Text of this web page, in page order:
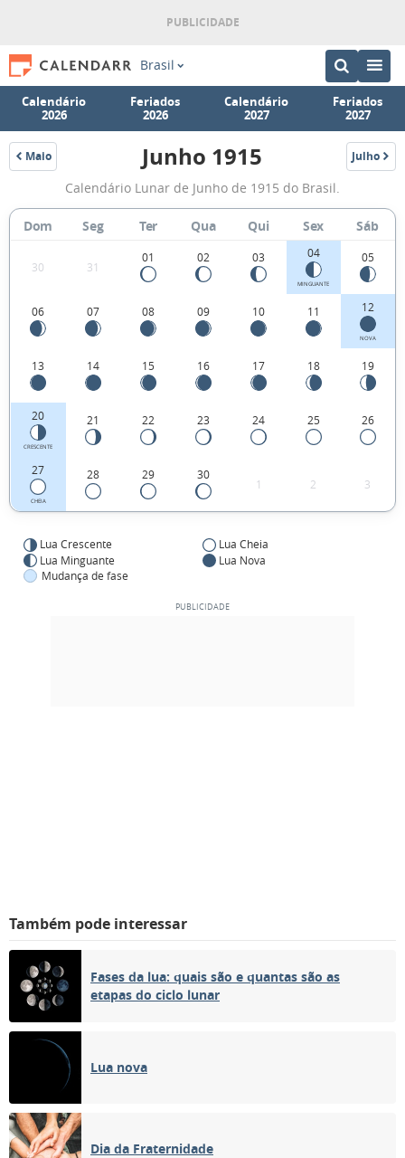
Brasil
Calendário
2026
Feriados
2026
Calendário
2027
Feriados
2027
Maio
1915
Fases
da
Lua
de
Junho
1915
Junho 1915 Julho
1915
Calendário Lunar de Junho de 1915 do Brasil.
Dom Seg Ter Qua Qui Sex Sáb
30 31
01 02 03 04
MINGUANTE
05
06 07 08 09 10 11 12
NOVA
13 14 15 16 17 18 19
20
CRESCENTE
21 22 23 24 25 26
27
CHEIA
28 29 30
1 2 3
Lua Crescente
Lua Cheia
Lua Minguante
Lua Nova
Mudança de fase
Também pode interessar
Fases da lua: quais são e quantas são as
etapas do ciclo lunar
Lua nova
Dia da Fraternidade